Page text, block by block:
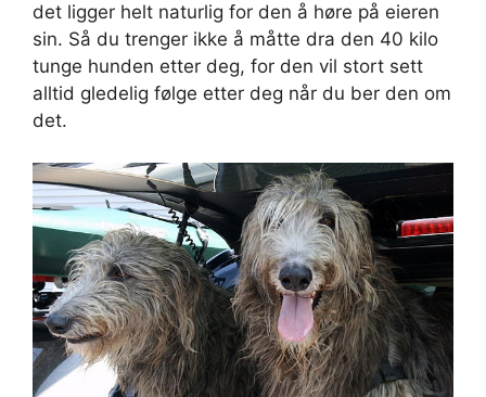
det ligger helt naturlig for den å høre på eieren
sin. Så du trenger ikke å måtte dra den 40 kilo
tunge hunden etter deg, for den vil stort sett
alltid gledelig følge etter deg når du ber den om
det.